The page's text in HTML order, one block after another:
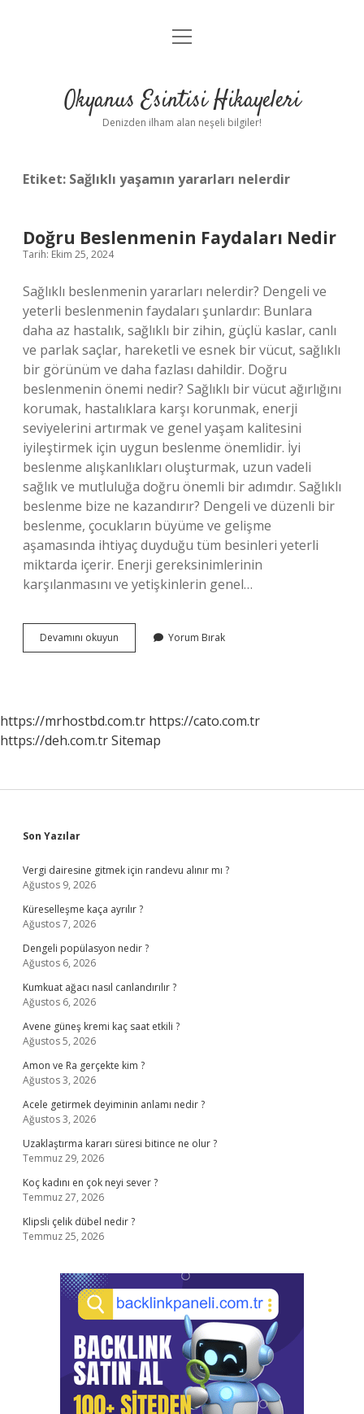
Anasayfa
Yasal Uyarı
menüyü
Okyanus Esintisi Hikayeleri
Denizden ilham alan neşeli bilgiler!
Etiket: Sağlıklı yaşamın yararları nelerdir
Doğru Beslenmenin Faydaları Nedir
Tarih: Ekim 25, 2024
Sağlıklı beslenmenin yararları nelerdir? Dengeli ve
yeterli beslenmenin faydaları şunlardır: Bunlara
daha az hastalık, sağlıklı bir zihin, güçlü kaslar, canlı
ve parlak saçlar, hareketli ve esnek bir vücut, sağlıklı
bir görünüm ve daha fazlası dahildir. Doğru
beslenmenin önemi nedir? Sağlıklı bir vücut ağırlığını
korumak, hastalıklara karşı korunmak, enerji
seviyelerini artırmak ve genel yaşam kalitesini
iyileştirmek için uygun beslenme önemlidir. İyi
beslenme alışkanlıkları oluşturmak, uzun vadeli
sağlık ve mutluluğa doğru önemli bir adımdır. Sağlıklı
beslenme bize ne kazandırır? Dengeli ve düzenli bir
beslenme, çocukların büyüme ve gelişme
aşamasında ihtiyaç duyduğu tüm besinleri yeterli
miktarda içerir. Enerji gereksinimlerinin
karşılanmasını ve yetişkinlerin genel…
Devamını okuyun
Beslenmenin
Yorum Bırak
https://mrhostbd.com.tr https://cato.com.tr
https://deh.com.trSitemap
Sidebar
Son Yazılar
Vergi dairesine gitmek için randevu alınır mı ?
Ağustos 9, 2026
Küreselleşme kaça ayrılır ?
Ağustos 7, 2026
Dengeli popülasyon nedir ?
Ağustos 6, 2026
Kumkuat ağacı nasıl canlandırılır ?
Ağustos 6, 2026
Avene güneş kremi kaç saat etkili ?
Ağustos 5, 2026
Amon ve Ra gerçekte kim ?
Ağustos 3, 2026
Acele getirmek deyiminin anlamı nedir ?
Ağustos 3, 2026
Uzaklaştırma kararı süresi bitince ne olur ?
Temmuz 29, 2026
Koç kadını en çok neyi sever ?
Temmuz 27, 2026
Klipsli çelik dübel nedir ?
Temmuz 25, 2026